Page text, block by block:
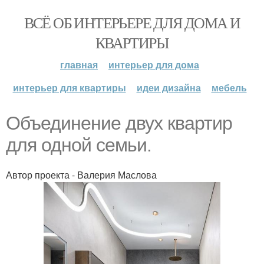
ВСЁ ОБ ИНТЕРЬЕРЕ ДЛЯ ДОМА И
КВАРТИРЫ
главная
интерьер для дома
интерьер для квартиры
идеи дизайна мебель
Объединение двух квартир
для одной семьи.
Автор проекта - Валерия Маслова